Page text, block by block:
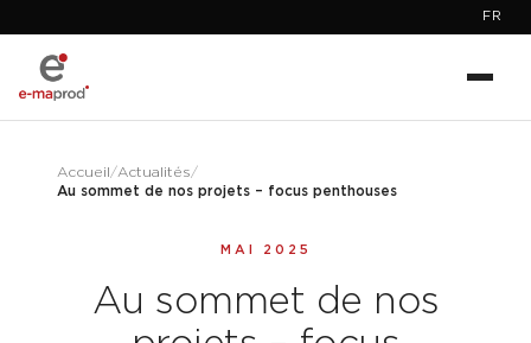
FR
Accueil /Actualités/
Au sommet de nos projets – focus penthouses
MAI 2025
Au sommet de nos